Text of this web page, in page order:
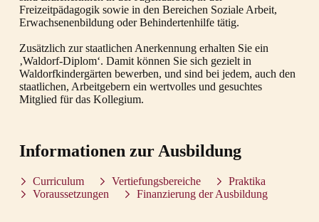
Freizeitpädagogik sowie in den Bereichen Soziale Arbeit,
Erwachsenenbildung oder Behindertenhilfe tätig.
Zusätzlich zur staatlichen Anerkennung erhalten Sie ein
‚Waldorf-Diplom‘. Damit können Sie sich gezielt in
Waldorfkindergärten bewerben, und sind bei jedem, auch den
staatlichen, Arbeitgebern ein wertvolles und gesuchtes
Mitglied für das Kollegium.
Informationen zur Ausbildung
Curriculum Vertiefungsbereiche
Praktika
Voraussetzungen
Finanzierung der Ausbildung